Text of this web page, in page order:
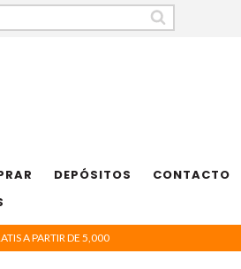
DEPÓSITOS CONTACTO
A PARTIR DE 5,000